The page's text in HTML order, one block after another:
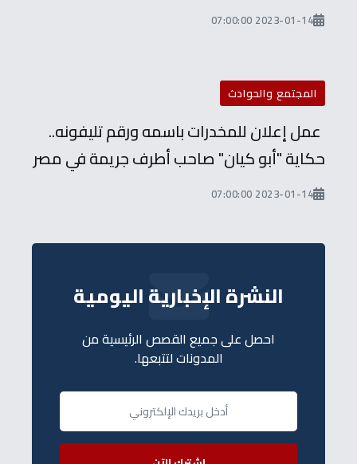
2023-01-14 07:00:00
المجتمع والحوادث
عمل إعلان للمخدرات باسمه ورقم تليفونه..
حكاية "أبو كيان" صاحب أطرف جريمة في مصر
2023-01-14 07:00:00
النشرة الإخبارية اليومية
احصل على جميع القصص الرئيسية من
المدونات لتتبعها.